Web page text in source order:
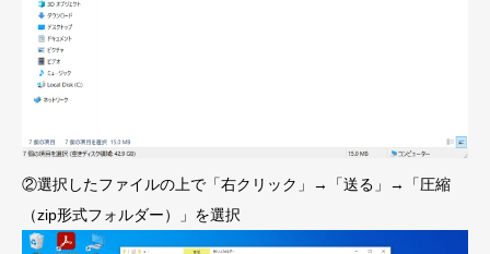
②選択したファイルの上で「右クリック」→「送る」→「圧縮
（zip形式フォルダー）」を選択